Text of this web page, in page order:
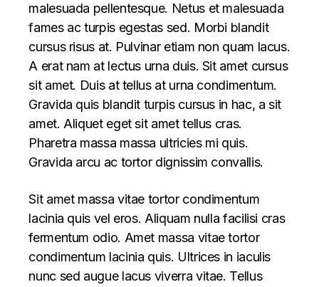
malesuada pellentesque. Netus et malesuada
fames ac turpis egestas sed. Morbi blandit
cursus risus at. Pulvinar etiam non quam lacus.
A erat nam at lectus urna duis. Sit amet cursus
sit amet. Duis at tellus at urna condimentum.
Gravida quis blandit turpis cursus in hac, a sit
amet. Aliquet eget sit amet tellus cras.
Pharetra massa massa ultricies mi quis.
Gravida arcu ac tortor dignissim convallis.
Sit amet massa vitae tortor condimentum
lacinia quis vel eros. Aliquam nulla facilisi cras
fermentum odio. Amet massa vitae tortor
condimentum lacinia quis. Ultrices in iaculis
nunc sed augue lacus viverra vitae. Tellus